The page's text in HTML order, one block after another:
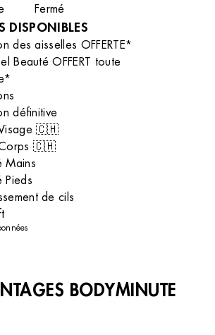
Fermé
DISPONIBLES
des aisselles OFFERTE*
Beauté OFFERT toute
définitive
🇨🇭
🇨🇭
Mains
Pieds
de cils
BODYMINUTE